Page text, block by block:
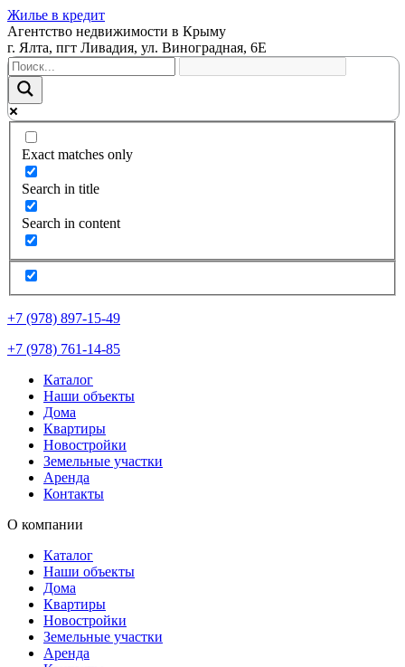
Жилье в кредит
Агентство недвижимости в Крыму
г. Ялта, пгт Ливадия, ул. Виноградная, 6Е
Exact matches only
Search in title
Search in content
+7 (978) 897-15-49
+7 (978) 761-14-85
Каталог
Наши объекты
Дома
Квартиры
Новостройки
Земельные участки
Аренда
Контакты
О компании
Каталог
Наши объекты
Дома
Квартиры
Новостройки
Земельные участки
Аренда